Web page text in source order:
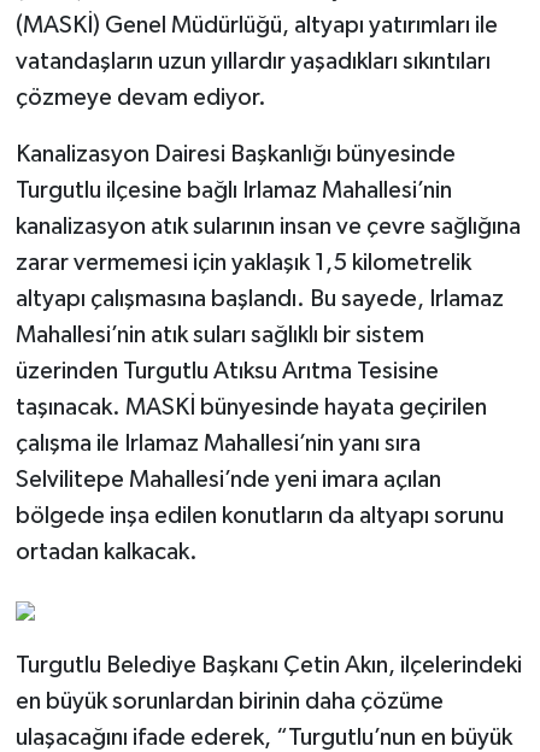
(MASKİ) Genel Müdürlüğü, altyapı yatırımları ile
vatandaşların uzun yıllardır yaşadıkları sıkıntıları
çözmeye devam ediyor.
Kanalizasyon Dairesi Başkanlığı bünyesinde
Turgutlu ilçesine bağlı Irlamaz Mahallesi’nin
kanalizasyon atık sularının insan ve çevre sağlığına
zarar vermemesi için yaklaşık 1,5 kilometrelik
altyapı çalışmasına başlandı. Bu sayede, Irlamaz
Mahallesi’nin atık suları sağlıklı bir sistem
üzerinden Turgutlu Atıksu Arıtma Tesisine
taşınacak. MASKİ bünyesinde hayata geçirilen
çalışma ile Irlamaz Mahallesi’nin yanı sıra
Selvilitepe Mahallesi’nde yeni imara açılan
bölgede inşa edilen konutların da altyapı sorunu
ortadan kalkacak.
Turgutlu Belediye Başkanı Çetin Akın, ilçelerindeki
en büyük sorunlardan birinin daha çözüme
ulaşacağını ifade ederek, “Turgutlu’nun en büyük